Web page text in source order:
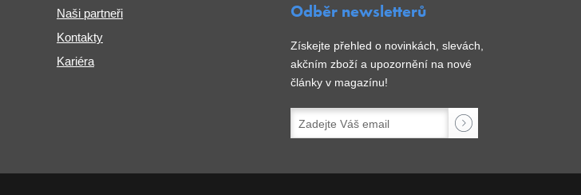
Naši partneři
Kontakty
Kariéra
Odběr newsletterů
Získejte přehled o novinkách, slevách,
akčním zboží a upozornění na nové
články v magazínu!